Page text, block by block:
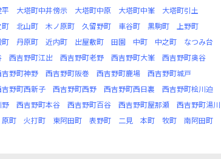
大塔町中井傍示 大塔町中原 大塔町中峯
大塔町引土
町 北山町 木ノ原町 久留野町 車谷町 黒駒町
上野町
町 丹原町 近内町 出屋敷町 田園 中町 中之町
なつみ台
西吉野町江出 西吉野町老野 西吉野町大峯
西吉野町奥谷
吉野町神野 西吉野町阪巻 西吉野町鹿場
西吉野町城戸
吉野町西新子 西吉野町西野 西吉野町西日裏
西吉野町桧川迫
野 西吉野町本谷 西吉野町百谷 西吉野町屋那瀬
西吉野町湯川
原町 火打町 東阿田町 表野町 二見 本町 牧町
南阿田町